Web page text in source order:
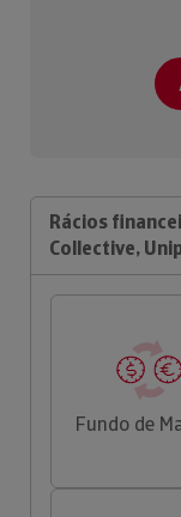
Rácios
Collective,
Fundo de